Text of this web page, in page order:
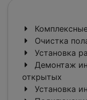
Очистка
Установка
Демонтаж
открытых
Установка